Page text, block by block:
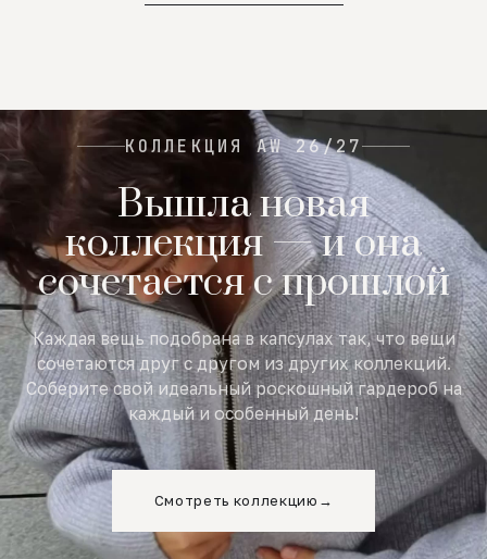
КОЛЛЕКЦИЯ AW 26/27
Вышла новая
коллекция — и она
сочетается с прошлой
Каждая вещь подобрана в капсулах так, что вещи
сочетаются друг с другом из других коллекций.
Соберите свой идеальный роскошный гардероб на
каждый и особенный день!
Смотреть коллекцию →